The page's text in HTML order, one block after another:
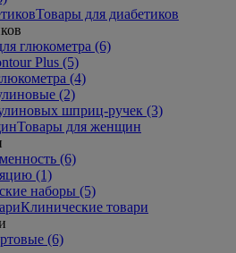
Товары для диабетиков
глюкометра (6)
Plus (5)
(4)
(2)
шприц-ручек (3)
Товары для женщин
(6)
(1)
наборы (5)
Клинические товари
(6)